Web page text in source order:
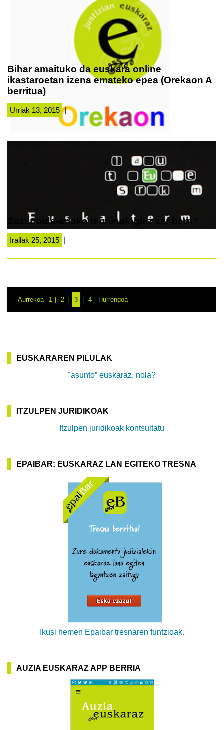
Bihar amaituko da euskara online
ikastaroetan izena emateko epea (Orekaon A
berritua)
Urriak 13, 2015 |
Zuzenbide-arloko terminologiaz zer berri?
Irailak 25, 2015
Aurrekoa 1 2 3 4 Hurrengoa
EUSKARAREN PILULAK
"asunto” euskaraz, nola?
ITZULPEN JURIDIKOAK
Itzulpen juridikoak kontsultatu
EPAIBAR: EUSKARAZ LAN EGITEKO TRESNA
Ikusi hemen Epaibar tresnaren funtzioak.
AUZIA EUSKARAZ APP BERRIA